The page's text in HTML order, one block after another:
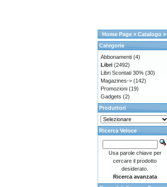
Home Page » Catalogo »
Categorie
Abbonamenti (4)
Libri (2492)
Libri Scontati 30% (30)
Magazines-> (142)
Promozioni (19)
Gadgets (2)
Produttori
Ricerca Veloce
Usa parole chiave per
cercare il prodotto
desiderato.
Ricerca avanzata